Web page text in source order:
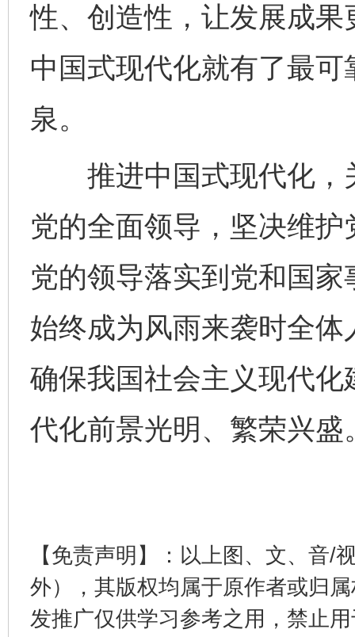
性、创造性，让发展成
中国式现代化就有了最
泉。
推进中国式现代化，
党的全面领导，坚决维
党的领导落实到党和国
始终成为风雨来袭时全
确保我国社会主义现代
代化前景光明、繁荣兴盛
【免责声明】：以上图、文、音/
外），其版权均属于原作者或归
发推广仅供学习参考之用，禁止
法徽映军营 权益有保障